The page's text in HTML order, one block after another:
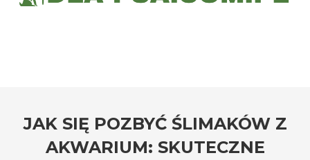
#Jak zapobiec ucieczkom psa?
JAK SIĘ POZBYĆ ŚLIMAKÓW Z
AKWARIUM: SKUTECZNE